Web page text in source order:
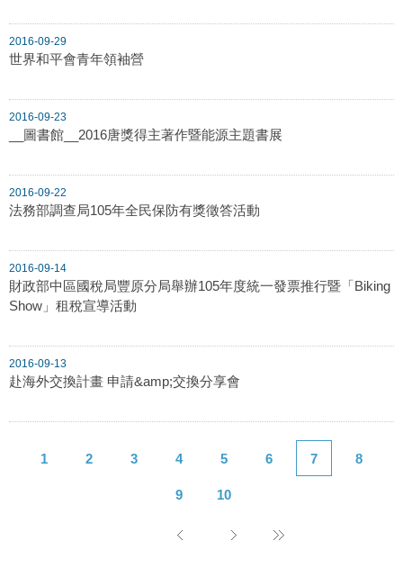
2016-09-29
世界和平會青年領袖營
2016-09-23
__圖書館__2016唐獎得主著作暨能源主題書展
2016-09-22
法務部調查局105年全民保防有獎徵答活動
2016-09-14
財政部中區國稅局豐原分局舉辦105年度統一發票推行暨「Biking
Show」租稅宣導活動
2016-09-13
赴海外交換計畫 申請&amp;交換分享會
1 2 3 4 5 6 7 8
9 10